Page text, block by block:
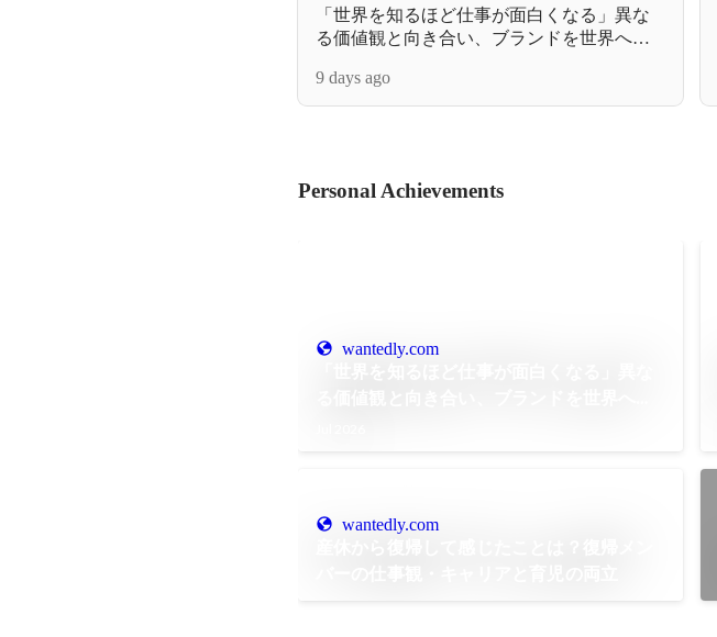
「世界を知るほど仕事が面白くなる」異な
る価値観と向き合い、ブランドを世界へ広
9 days ago
Personal Achievements
wantedly.com
wantedly.com